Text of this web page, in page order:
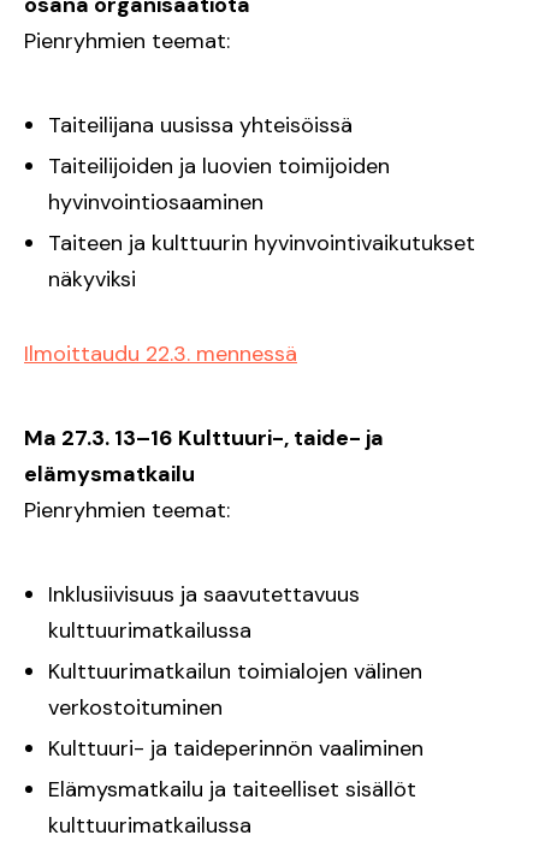
Pienryhmien teemat:
Taiteilijana uusissa yhteisöissä
Taiteilijoiden ja luovien toimijoiden
hyvinvointiosaaminen
Taiteen ja kulttuurin hyvinvointivaikutukset
näkyviksi
Ilmoittaudu 22.3. mennessä
Ma 27.3. 13–16 Kulttuuri-, taide- ja
elämysmatkailu
Pienryhmien teemat:
Inklusiivisuus ja saavutettavuus
kulttuurimatkailussa
Kulttuurimatkailun toimialojen välinen
verkostoituminen
Kulttuuri- ja taideperinnön vaaliminen
Elämysmatkailu ja taiteelliset sisällöt
kulttuurimatkailussa